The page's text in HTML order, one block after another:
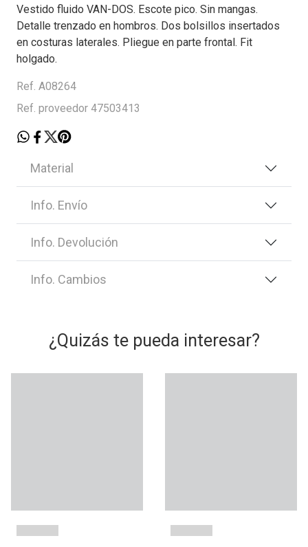
Vestido fluido VAN-DOS. Escote pico. Sin mangas.
Detalle trenzado en hombros. Dos bolsillos insertados
en costuras laterales. Pliegue en parte frontal. Fit
holgado.
Ref. A08264
Ref. proveedor 47503413
Material
Info. Envío
Info. Devolución
Info. Cambios
¿Quizás te pueda interesar?